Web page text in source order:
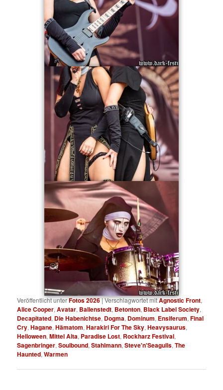
Veröffentlicht unterFotos 2026|Verschlagwortet mitAgnostic Front,
Alice Cooper,Avatar, Ballenstedt, Betonton, Black Label Society,
Decapitated, Die Habenichtse, Dogma, Dominum, Ensiferum,Final
Cry,Hagane,Hämatom,Harakiri For The Sky,Heavysaurus,
Helloween,Mittel Alta, Paradise Lost, Rockharz Festival,
Sagenbringer,Soulbound,Stahlmann,Steve'n'Seagulls,The
Haunted,Warmen